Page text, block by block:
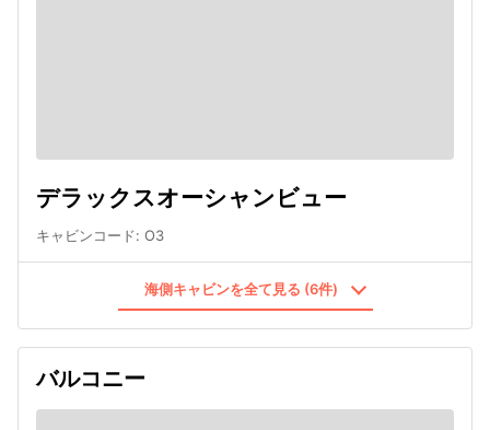
デラックスオーシャンビュー
キャビンコード: O3
海側キャビンを全て見る (6件)
バルコニー